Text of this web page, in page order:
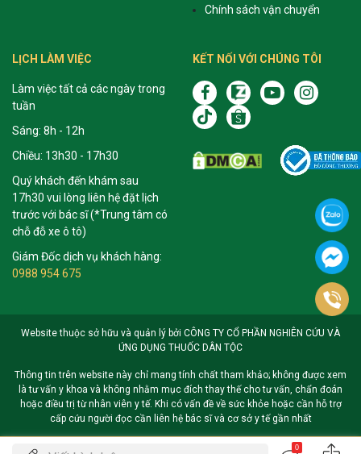
0
Chính sách vận chuyển
LỊCH LÀM VIỆC
Làm việc tất cả các ngày trong
tuần
Sáng: 8h - 12h
Chiều: 13h30 - 17h30
Quý khách đến khám sau
17h30 vui lòng liên hệ đặt lịch
trước với bác sĩ (*Trung tâm có
chỗ đỗ xe ô tô)
Giám Đốc dịch vụ khách hàng:
0988 954 675
KẾT NỐI VỚI CHÚNG TÔI
Website thuộc sở hữu và quản lý bởi CÔNG TY CỔ PHẦN NGHIÊN CỨU VÀ
ỨNG DỤNG THUỐC DÂN TỘC
Thông tin trên website này chỉ mang tính chất tham khảo; không được xem
là tư vấn y khoa và không nhằm mục đích thay thế cho tư vấn, chẩn đoán
hoặc điều trị từ nhân viên y tế. Khi có vấn đề về sức khỏe hoặc cần hỗ trợ
cấp cứu người đọc cần liên hệ bác sĩ và cơ sở y tế gần nhất